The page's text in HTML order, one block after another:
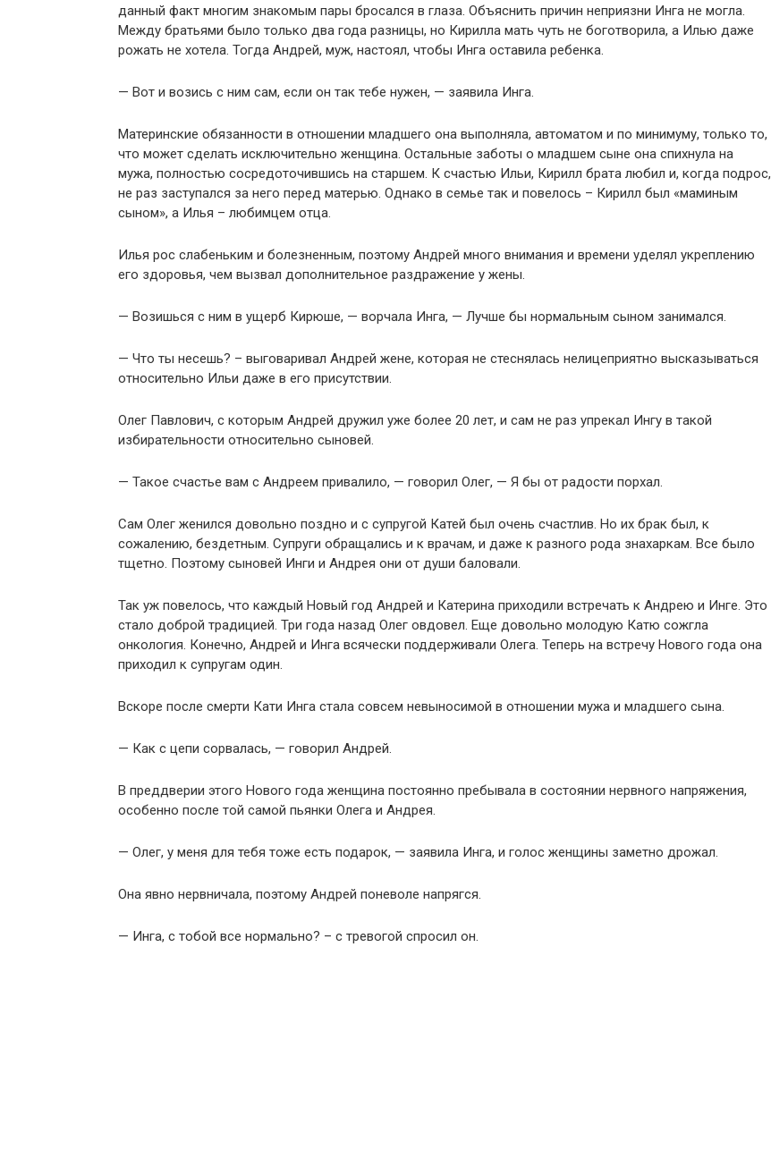
данный факт многим знакомым пары бросался в глаза. Объяснить причин неприязни Инга не могла.
Между братьями было только два года разницы, но Кирилла мать чуть не боготворила, а Илью даже
рожать не хотела. Тогда Андрей, муж, настоял, чтобы Инга оставила ребенка.
— Вот и возись с ним сам, если он так тебе нужен, — заявила Инга.
Материнские обязанности в отношении младшего она выполняла, автоматом и по минимуму, только то,
что может сделать исключительно женщина. Остальные заботы о младшем сыне она спихнула на
мужа, полностью сосредоточившись на старшем. К счастью Ильи, Кирилл брата любил и, когда подрос,
не раз заступался за него перед матерью. Однако в семье так и повелось – Кирилл был «маминым
сыном», а Илья – любимцем отца.
Илья рос слабеньким и болезненным, поэтому Андрей много внимания и времени уделял укреплению
его здоровья, чем вызвал дополнительное раздражение у жены.
— Возишься с ним в ущерб Кирюше, — ворчала Инга, — Лучше бы нормальным сыном занимался.
— Что ты несешь? – выговаривал Андрей жене, которая не стеснялась нелицеприятно высказываться
относительно Ильи даже в его присутствии.
Олег Павлович, с которым Андрей дружил уже более 20 лет, и сам не раз упрекал Ингу в такой
избирательности относительно сыновей.
— Такое счастье вам с Андреем привалило, — говорил Олег, — Я бы от радости порхал.
Сам Олег женился довольно поздно и с супругой Катей был очень счастлив. Но их брак был, к
сожалению, бездетным. Супруги обращались и к врачам, и даже к разного рода знахаркам. Все было
тщетно. Поэтому сыновей Инги и Андрея они от души баловали.
Так уж повелось, что каждый Новый год Андрей и Катерина приходили встречать к Андрею и Инге. Это
стало доброй традицией. Три года назад Олег овдовел. Еще довольно молодую Катю сожгла
онкология. Конечно, Андрей и Инга всячески поддерживали Олега. Теперь на встречу Нового года она
приходил к супругам один.
Вскоре после смерти Кати Инга стала совсем невыносимой в отношении мужа и младшего сына.
— Как с цепи сорвалась, — говорил Андрей.
В преддверии этого Нового года женщина постоянно пребывала в состоянии нервного напряжения,
особенно после той самой пьянки Олега и Андрея.
— Олег, у меня для тебя тоже есть подарок, — заявила Инга, и голос женщины заметно дрожал.
Она явно нервничала, поэтому Андрей поневоле напрягся.
— Инга, с тобой все нормально? – с тревогой спросил он.